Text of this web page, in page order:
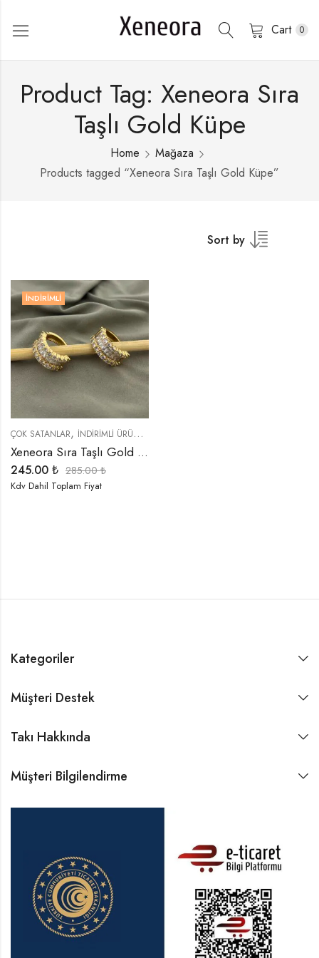
Cart 0
Product Tag: Xeneora Sıra
Taşlı Gold Küpe
Home
Mağaza
Products tagged “Xeneora Sıra Taşlı Gold Küpe”
Sort by
İNDIRIMLI
ÇOK SATANLAR, İNDIRIMLI ÜRÜNLER
Xeneora Sıra Taşlı Gold Küpe
245.00 ₺ 285.00₺
Kdv Dahil Toplam Fiyat
Kategoriler
Müşteri Destek
Takı Hakkında
Müşteri Bilgilendirme